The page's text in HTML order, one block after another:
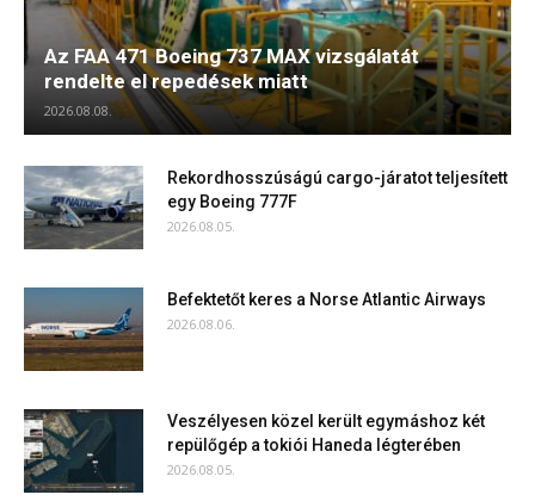
Az FAA 471 Boeing 737 MAX vizsgálatát
rendelte el repedések miatt
2026.08.08.
Rekordhosszúságú cargo-járatot teljesített
egy Boeing 777F
2026.08.05.
Befektetőt keres a Norse Atlantic Airways
2026.08.06.
Veszélyesen közel került egymáshoz két
repülőgép a tokiói Haneda légterében
2026.08.05.